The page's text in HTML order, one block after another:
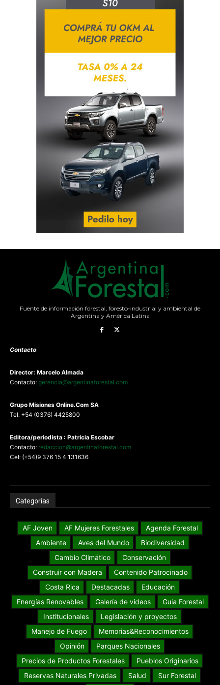
Fuente de información forestal, foresto-industrial y ambiental de
Argentina y América Latina
Contacto
Director: Marcelo Almada
Contacto: gerencia@argentinaforestal.com
Grupo Misiones Online.Com SA
Tel: +54 (0376) 4425800
Editora/periodista : Patricia Escobar
Contacto: redaccion@argentinaforestal.com
Cel: (+54)9 376 15 4 131636
Categorías
AF Joven AF Mujeres Forestales
Agenda Forestal
Ambiente
Aves del Mundo
Biodiversidad
Cambio Climático
Conservación
Construir con Madera
Contenido Patrocinado
Costa Rica
Destacadas
Educación
Energías Renovables
Galería de videos
Guia Forestal
Institucionales
Legislación y proyectos
Manejo de Fuego
Memorias&Reconocimientos
Opinión
Parques Nacionales
Precios de Productos Forestales
Pueblos Originarios
Reservas Naturales Privadas
Salud
Sur Forestal